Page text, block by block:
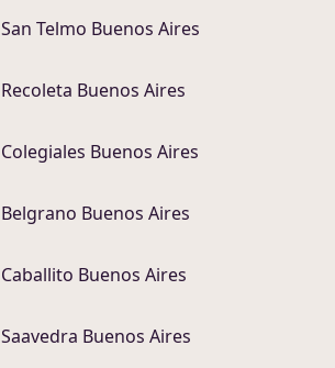
San Telmo Buenos Aires
Recoleta Buenos Aires
Colegiales Buenos Aires
Belgrano Buenos Aires
Caballito Buenos Aires
Saavedra Buenos Aires